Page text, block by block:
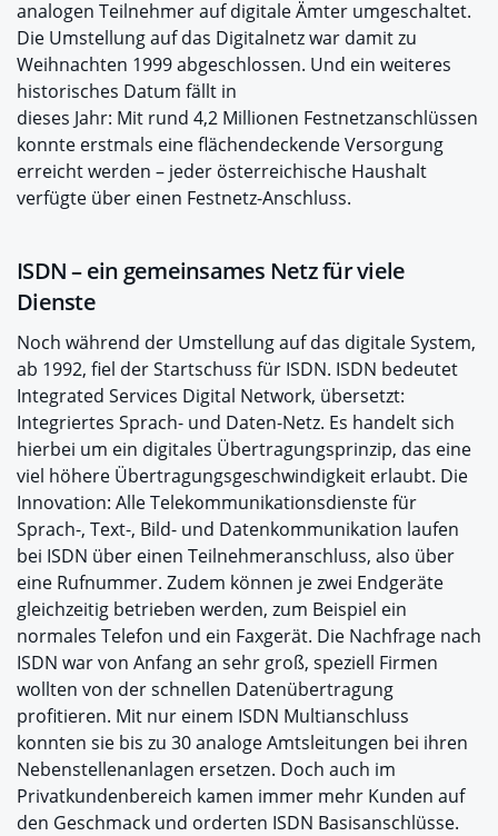
analogen Teilnehmer auf digitale Ämter umgeschaltet.
Die Umstellung auf das Digitalnetz war damit zu
Weihnachten 1999 abgeschlossen. Und ein weiteres
historisches Datum fällt in
dieses Jahr: Mit rund 4,2 Millionen Festnetzanschlüssen
konnte erstmals eine flächendeckende Versorgung
erreicht werden – jeder österreichische Haushalt
verfügte über einen Festnetz-Anschluss.
ISDN – ein gemeinsames Netz für viele
Dienste
Noch während der Umstellung auf das digitale System,
ab 1992, fiel der Startschuss für ISDN. ISDN bedeutet
Integrated Services Digital Network, übersetzt:
Integriertes Sprach- und Daten-Netz. Es handelt sich
hierbei um ein digitales Übertragungsprinzip, das eine
viel höhere Übertragungsgeschwindigkeit erlaubt. Die
Innovation: Alle Telekommunikationsdienste für
Sprach-, Text-, Bild- und Datenkommunikation laufen
bei ISDN über einen Teilnehmeranschluss, also über
eine Rufnummer. Zudem können je zwei Endgeräte
gleichzeitig betrieben werden, zum Beispiel ein
normales Telefon und ein Faxgerät. Die Nachfrage nach
ISDN war von Anfang an sehr groß, speziell Firmen
wollten von der schnellen Datenübertragung
profitieren. Mit nur einem ISDN Multianschluss
konnten sie bis zu 30 analoge Amtsleitungen bei ihren
Nebenstellenanlagen ersetzen. Doch auch im
Privatkundenbereich kamen immer mehr Kunden auf
den Geschmack und orderten ISDN Basisanschlüsse.